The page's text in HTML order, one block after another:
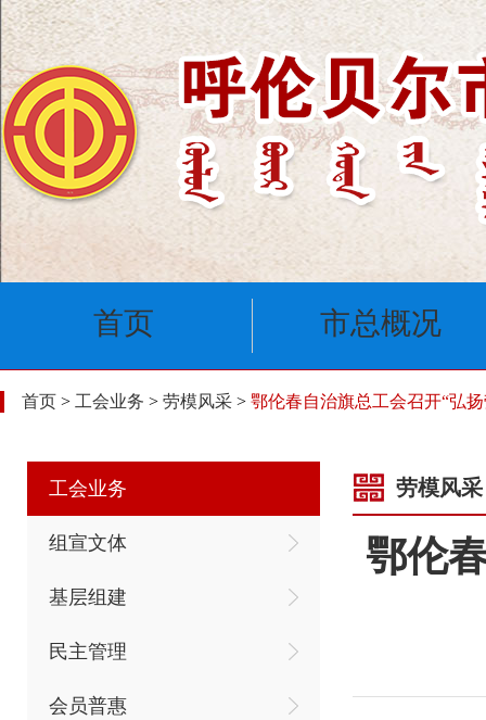
首页 市总概况
首页 > 工会业务 > 劳模风采 > 鄂伦春自治旗总工会召开“弘
工会业务
组宣文体
基层组建
民主管理
会员普惠
劳模风采
鄂伦